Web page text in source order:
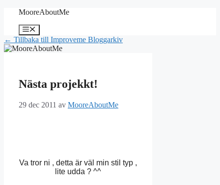
Hoppa
innehåll
MooreAboutMe
Meny
← Tillbaka till Improveme Bloggarkiv
Nästa projekkt!
29 dec 2011 av MooreAboutMe
Va tror ni , detta är väl min stil typ ,
lite udda ? ^^